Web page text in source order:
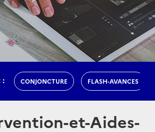
: CONJONCTURE FLASH-AVANCES
et-Aides-